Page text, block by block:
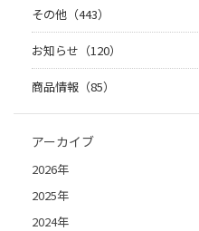
その他（443）
お知らせ（120）
商品情報（85）
アーカイブ
2026年
2025年
2024年